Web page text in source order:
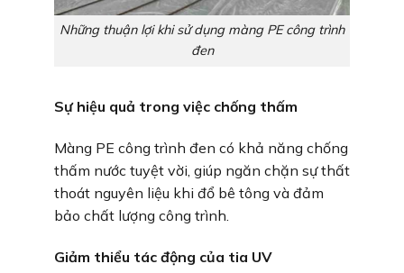
Những thuận lợi khi sử dụng màng PE công trình
đen
Sự hiệu quả trong việc chống thấm
Màng PE công trình đen có khả năng chống
thấm nước tuyệt vời, giúp ngăn chặn sự thất
thoát nguyên liệu khi đổ bê tông và đảm
bảo chất lượng công trình.
Giảm thiểu tác động của tia UV